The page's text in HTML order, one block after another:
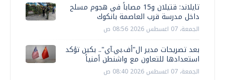
تايلاند: قتيلان و15 مصاباً في هجوم مسلح
داخل مدرسة قرب العاصمة بانكوك
الجمعة، 07 اغسطس 2026 08:56 ص
بعد تصريحات مدير ال"أف.بي.آي".. بكين تؤكد
استعدادها للتعاون مع واشنطن أمنياً
الجمعة، 07 اغسطس 2026 08:40 ص